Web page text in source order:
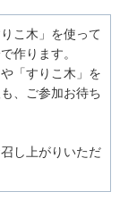
こ木」を使って
作ります。
「すりこ木」を
、ご参加お待ち
し上がりいただ